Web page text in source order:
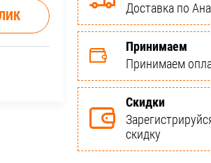
Доставка по
Принимаем
Принимаем
Скидки
скидку